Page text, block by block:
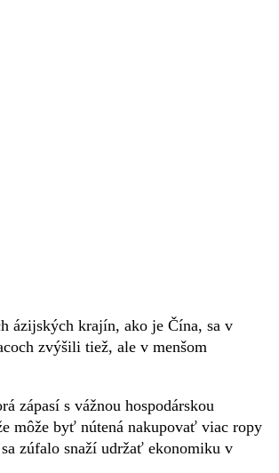
ázijských krajín, ako je Čína, sa v
zvýšili tiež, ale v menšom
zápasí s vážnou hospodárskou
môže byť nútená nakupovať viac ropy
zúfalo snaží udržať ekonomiku v